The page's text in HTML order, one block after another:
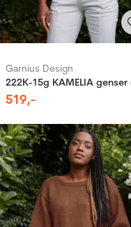
Garnius Design
519,-